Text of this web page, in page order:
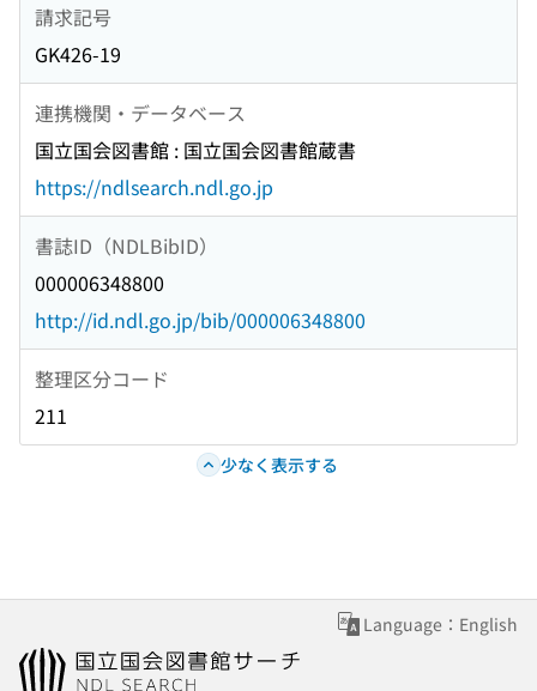
請求記号
GK426-19
連携機関・データベース
国立国会図書館 : 国立国会図書館蔵書
https://ndlsearch.ndl.go.jp
書誌ID（NDLBibID）
000006348800
http://id.ndl.go.jp/bib/000006348800
整理区分コード
211
少なく表示する
Language：English